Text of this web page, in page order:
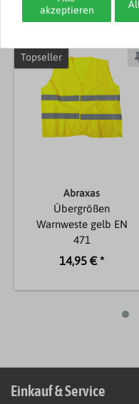
Weitere
Topseller
Abraxas
Übergrößen
Warnweste gelb EN
471
14,95 € *
akzeptieren
Einkauf & Service